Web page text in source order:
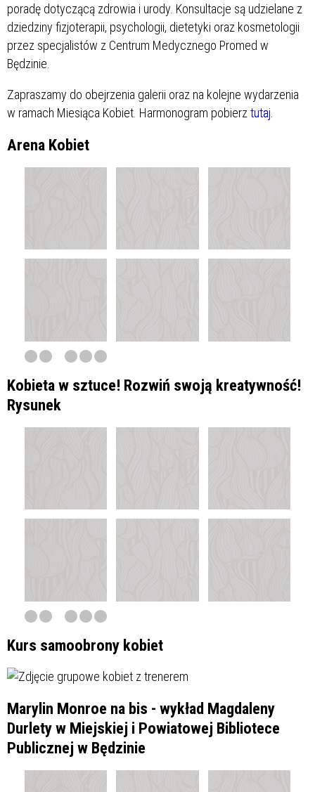
poradę dotyczącą zdrowia i urody. Konsultacje są udzielane z
dziedziny fizjoterapii, psychologii, dietetyki oraz kosmetologii
przez specjalistów z Centrum Medycznego Promed w
Będzinie.
Zapraszamy do obejrzenia galerii oraz na kolejne wydarzenia
w ramach Miesiąca Kobiet. Harmonogram pobierz tutaj
Arena Kobiet
Kobieta w sztuce! Rozwiń swoją kreatywność!
Rysunek
Kurs samoobrony kobiet
Marylin Monroe na bis - wykład Magdaleny
Durlety w Miejskiej i Powiatowej Bibliotece
Publicznej w Będzinie